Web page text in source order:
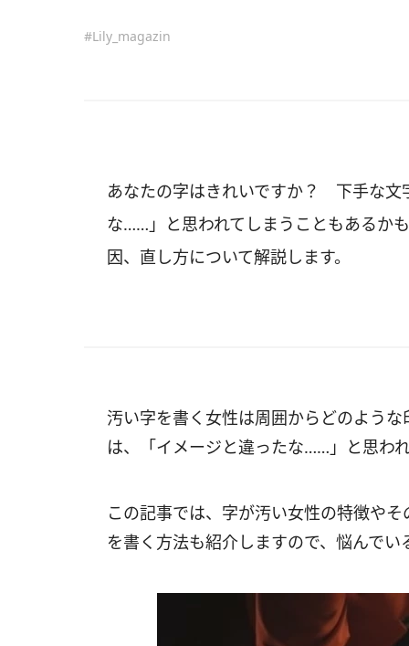
#Lily_magazin
あなたの字はきれいですか？ 下手な文
な……」と思われてしまうこともあるか
因、直し方について解説します。
汚い字を書く女性は周囲からどのよう
は、「イメージと違ったな……」と思わ
この記事では、字が汚い女性の特徴や
を書く方法も紹介しますので、悩んで